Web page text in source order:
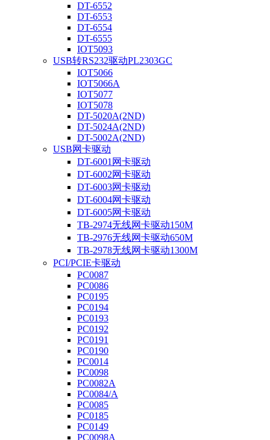
DT-6552
DT-6553
DT-6554
DT-6555
IOT5093
USB转RS232驱动PL2303GC
IOT5066
IOT5066A
IOT5077
IOT5078
DT-5020A(2ND)
DT-5024A(2ND)
DT-5002A(2ND)
USB网卡驱动
DT-6001网卡驱动
DT-6002网卡驱动
DT-6003网卡驱动
DT-6004网卡驱动
DT-6005网卡驱动
TB-2974无线网卡驱动150M
TB-2976无线网卡驱动650M
TB-2978无线网卡驱动1300M
PCI/PCIE卡驱动
PC0087
PC0086
PC0195
PC0194
PC0193
PC0192
PC0191
PC0190
PC0014
PC0098
PC0082A
PC0084/A
PC0085
PC0185
PC0149
PC0098A